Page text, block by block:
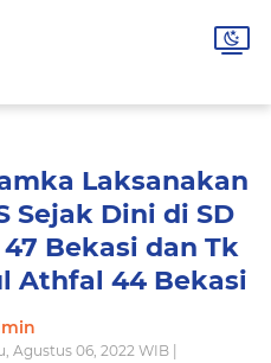
Laksanakan
Sejak Dini di SD
Bekasi dan Tk
Athfal 44 Bekasi
Agustus 06, 2022 WIB |